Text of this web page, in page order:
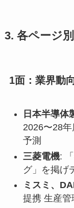
3. 各ページ
1面：業界動
日本半導体
2026〜28
予測
三菱電機:
グ」を掲げ
ミスミ、
提携 生産